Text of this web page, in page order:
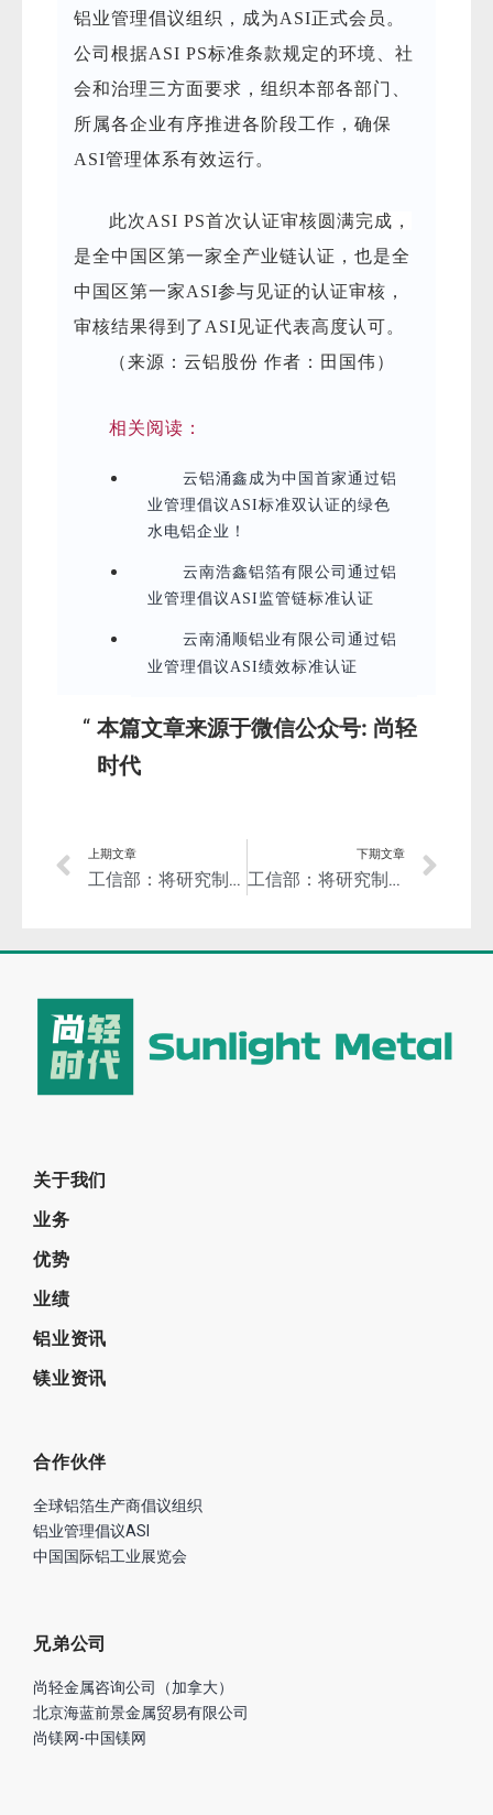
铝业管理倡议组织，成为ASI正式会员。
公司根据ASI PS标准条款规定的环境、社
会和治理三方面要求，组织本部各部门、
所属各企业有序推进各阶段工作，确保
ASI管理体系有效运行。
此次ASI PS首次认证审核圆满完成，
是全中国区第一家全产业链认证，也是全
中国区第一家ASI参与见证的认证审核，
审核结果得到了ASI见证代表高度认可。
（来源：云铝股份 作者：田国伟）
相关阅读：
云铝涌鑫成为中国首家通过铝
业管理倡议ASI标准双认证的绿色
水电铝企业！
云南浩鑫铝箔有限公司通过铝
业管理倡议ASI监管链标准认证
云南涌顺铝业有限公司通过铝
业管理倡议ASI绩效标准认证
本篇文章来源于微信公众号: 尚轻
时代
上期文章
工信部：将研究制订《电解铝企业温室气体排放核查技术规范》
下期文章
工信部：将研究制订《镁冶炼行业绿色工厂评价要求》
关于我们
业务
优势
业绩
铝业资讯
镁业资讯
合作伙伴
全球铝箔生产商倡议组织
铝业管理倡议ASI
中国国际铝工业展览会
兄弟公司
尚轻金属咨询公司（加拿大）
北京海蓝前景金属贸易有限公司
尚镁网-中国镁网